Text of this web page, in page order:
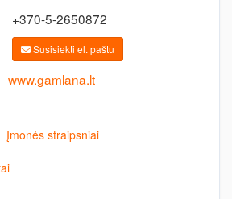
+370-5-2650872
Susisiekti el. paštu
www.gamlana.lt
Įmonės straipsniai